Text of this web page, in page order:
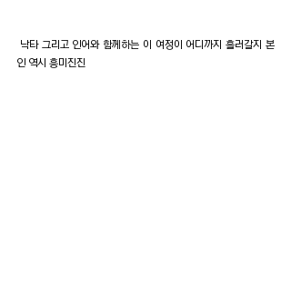
인 역시 흥미진진